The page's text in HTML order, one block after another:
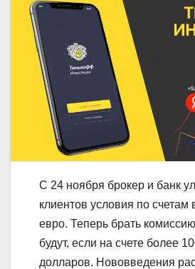
С 24 ноября брокер и банк
клиентов условия по счетам
евро. Теперь брать
будут, если на счете более
долларов. Нововведения